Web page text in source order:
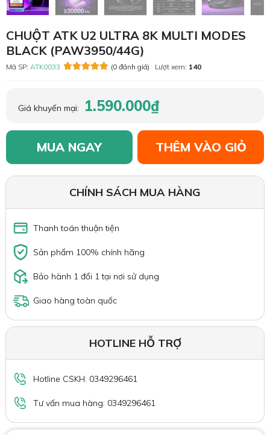
CHUỘT ATK U2 ULTRA 8K MULTI MODES
BLACK (PAW3950/44G)
Mã SP: ATK0033 (0 đánh giá) Lượt xem: 140
Giá khuyến mại: 1.590.000₫
MUA NGAY THÊM VÀO GIỎ
CHÍNH SÁCH MUA HÀNG
Thanh toán thuận tiện
Sản phẩm 100% chính hãng
Bảo hành 1 đổi 1 tại nơi sử dụng
Giao hàng toàn quốc
HOTLINE HỖ TRỢ
Hotline CSKH: 0349296461
Tư vấn mua hàng: 0349296461